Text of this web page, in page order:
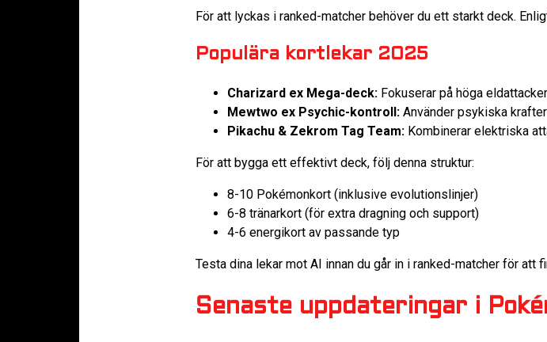
För att lyckas i ranked-matcher behöver du ett starkt deck.
Populära kortlekar 2025
Charizard ex Mega-deck: Fokuserar på höga
Mewtwo ex Psychic-kontroll: Använder psykiska
Pikachu & Zekrom Tag Team: Kombinerar elektriska
För att bygga ett effektivt deck, följ denna struktur:
8-10 Pokémonkort (inklusive evolutionslinjer)
6-8 tränarkort (för extra dragning och support)
4-6 energikort av passande typ
Testa dina lekar mot AI innan du går in i ranked-matcher för att
Senaste uppdateringar i